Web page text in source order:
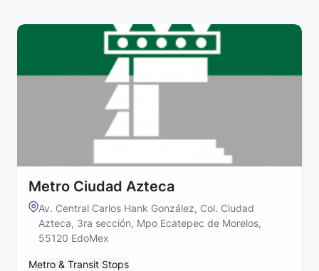
Metro Ciudad Azteca
Av. Central Carlos Hank González, Col. Ciudad
Azteca, 3ra sección, Mpo Ecatepec de Morelos,
55120 EdoMex
Metro & Transit Stops